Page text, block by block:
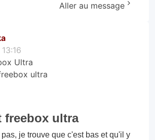
Aller au message
Ultra
ultra
freebox ultra
je trouve que c'est bas et qu'il y